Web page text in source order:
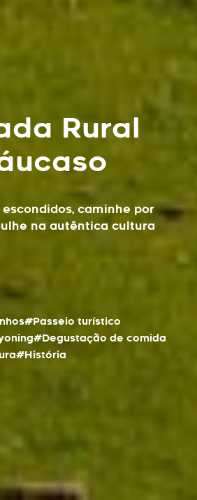
Rural
caminhe por
na autêntica cultura
#Passeio turístico
#Degustação de comida
#História